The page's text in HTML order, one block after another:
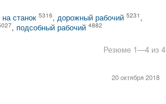
станок 5316, дорожный рабочий 5231 ,
, подсобный рабочий 4882
Резюме 1—4 из 4
20 октября 2018